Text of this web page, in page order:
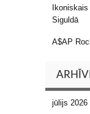
Siguldā
A$AP
ARHĪVI
jūlijs 2026